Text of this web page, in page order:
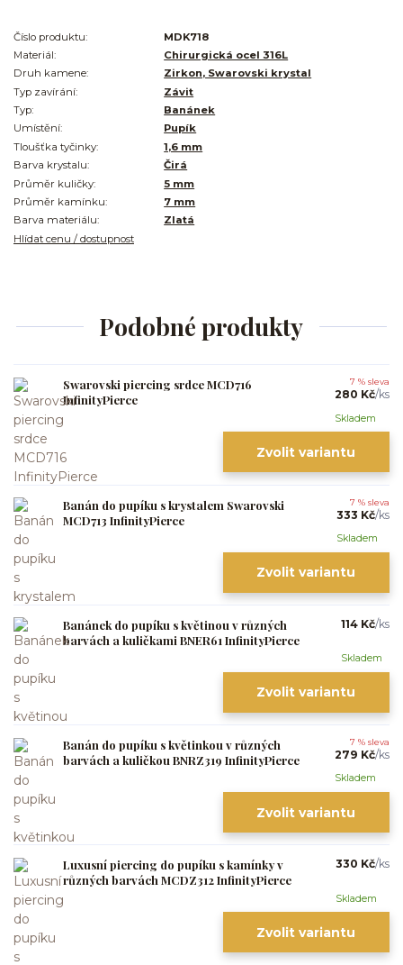
Číslo produktu:
MDK718
Materiál:
Chirurgická ocel 316L
Druh kamene:
Zirkon, Swarovski krystal
Typ zavírání:
Závit
Typ:
Banánek
Umístění:
Pupík
Tloušťka tyčinky:
1,6 mm
Barva krystalu:
Čirá
Průměr kuličky:
5 mm
Průměr kamínku:
7 mm
Barva materiálu:
Zlatá
Hlídat cenu / dostupnost
Podobné produkty
Swarovski piercing srdce MCD716
InfinityPierce
7 % sleva
280 Kč/ks
Skladem
Zvolit variantu
Banán do pupíku s krystalem Swarovski
MCD713 InfinityPierce
7 % sleva
333 Kč/ks
Skladem
Zvolit variantu
Banánek do pupíku s květinou v různých
barvách a kuličkami BNER61 InfinityPierce
114 Kč/ks
Skladem
Zvolit variantu
Banán do pupíku s květinkou v různých
barvách a kuličkou BNRZ319 InfinityPierce
7 % sleva
279 Kč/ks
Skladem
Zvolit variantu
Luxusní piercing do pupíku s kamínky v
různých barvách MCDZ312 InfinityPierce
330 Kč/ks
Skladem
Zvolit variantu